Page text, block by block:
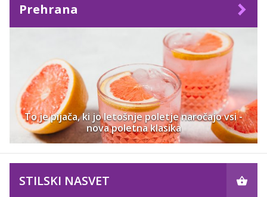
Prehrana
To je pijača, ki jo letošnje poletje naročajo vsi -
nova poletna klasika
STILSKI NASVET